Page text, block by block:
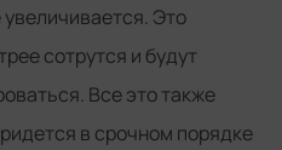
Это
сотрутся и будут
Все это также
в срочном порядке